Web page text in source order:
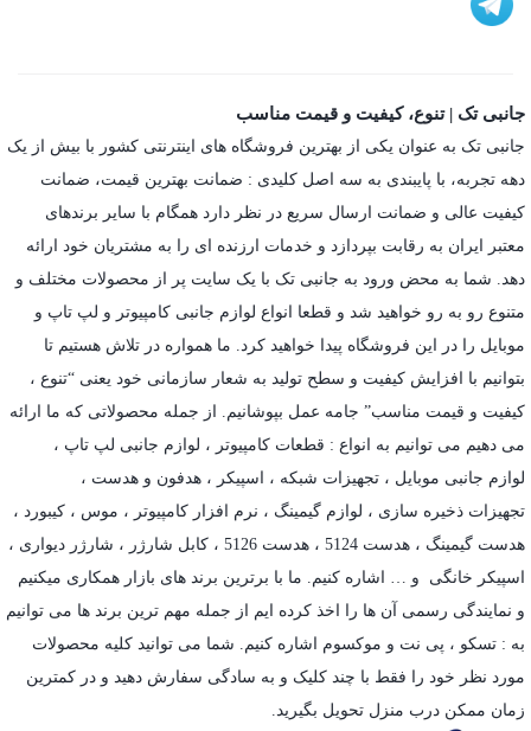
جانبی تک | تنوع، کیفیت و قیمت مناسب
جانبی تک به عنوان یکی از بهترین فروشگاه های اینترنتی کشور با بیش از یک
دهه تجربه، با پایبندی به سه اصل کلیدی : ضمانت بهترین قیمت، ضمانت
کیفیت عالی و ضمانت ارسال سریع در نظر دارد همگام با سایر برندهای
معتبر ایران به رقابت بپردازد و خدمات ارزنده ای را به مشتریان خود ارائه
دهد. شما به محض ورود به جانبی تک با یک سایت پر از محصولات مختلف و
متنوع رو به رو خواهید شد و قطعا انواع لوازم جانبی کامپیوتر و لپ تاپ و
موبایل را در این فروشگاه پیدا خواهید کرد. ما همواره در تلاش هستیم تا
بتوانیم با افزایش کیفیت و سطح تولید به شعار سازمانی خود یعنی “تنوع ،
کیفیت و قیمت مناسب” جامه عمل بپوشانیم. از جمله محصولاتی که ما ارائه
می دهیم می توانیم به انواع : قطعات کامپیوتر ، لوازم جانبی لپ تاپ ،
لوازم جانبی موبایل ، تجهیزات شبکه ، اسپیکر ، هدفون و هدست ،
تجهیزات ذخیره سازی ، لوازم گیمینگ ، نرم افزار کامپیوتر ، موس ، کیبورد ،
هدست گیمینگ ، هدست 5124 ، هدست 5126 ، کابل شارژر ، شارژر دیواری ،
اسپیکر خانگی و … اشاره کنیم. ما با برترین برند های بازار همکاری میکنیم
و نمایندگی رسمی آن ها را اخذ کرده ایم از جمله مهم ترین برند ها می توانیم
به : تسکو ، پی نت و موکسوم اشاره کنیم. شما می توانید کلیه محصولات
مورد نظر خود را فقط با چند کلیک و به سادگی سفارش دهید و در کمترین
زمان ممکن درب منزل تحویل بگیرید.